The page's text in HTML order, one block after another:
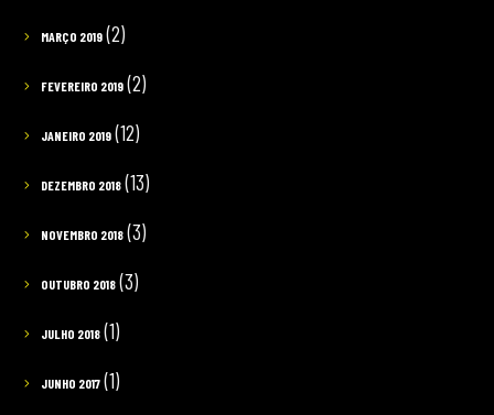
MARÇO 2019(2)
FEVEREIRO 2019(2)
JANEIRO 2019(12)
DEZEMBRO 2018(13)
NOVEMBRO 2018(3)
OUTUBRO 2018(3)
JULHO 2018(1)
JUNHO 2017(1)